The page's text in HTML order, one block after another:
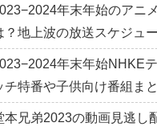
年末年始のアニ
？地上波の放送スケジュ
年末年始NHKE
チ特番や子供向け番組まと
本兄弟2023の動画見逃し